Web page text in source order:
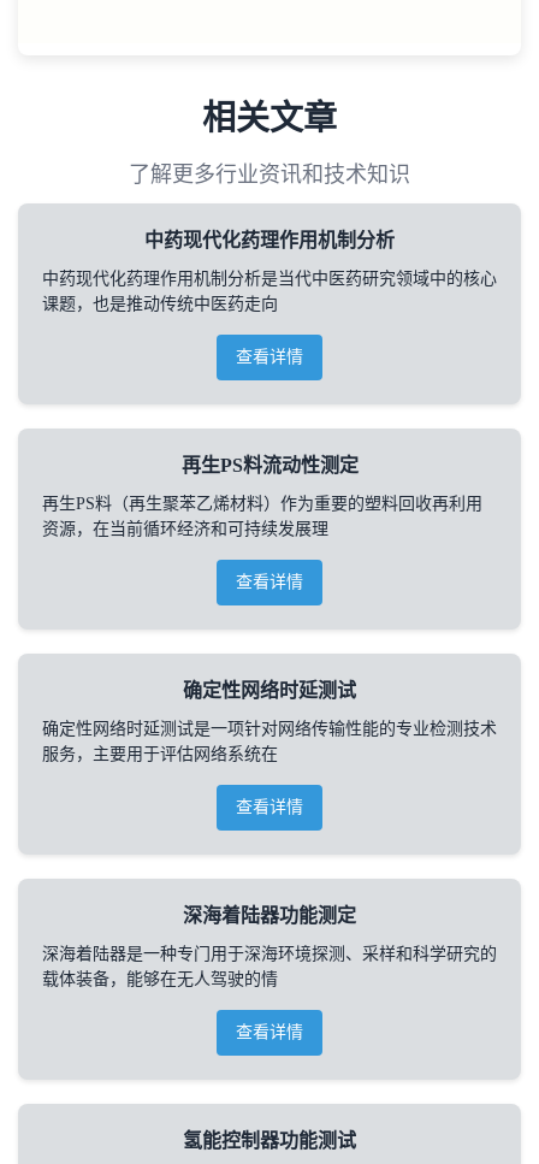
相关文章
了解更多行业资讯和技术知识
中药现代化药理作用机制分析
中药现代化药理作用机制分析是当代中医药研究领域中的核心
课题，也是推动传统中医药走向
查看详情
再生PS料流动性测定
再生PS料（再生聚苯乙烯材料）作为重要的塑料回收再利用
资源，在当前循环经济和可持续发展理
查看详情
确定性网络时延测试
确定性网络时延测试是一项针对网络传输性能的专业检测技术
服务，主要用于评估网络系统在
查看详情
深海着陆器功能测定
深海着陆器是一种专门用于深海环境探测、采样和科学研究的
载体装备，能够在无人驾驶的情
查看详情
氢能控制器功能测试